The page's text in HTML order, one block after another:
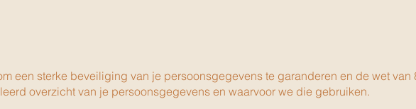
een sterke beveiliging van je persoonsgegevens te garanderen en de wet
overzicht van je persoonsgegevens en waarvoor we die gebruiken.